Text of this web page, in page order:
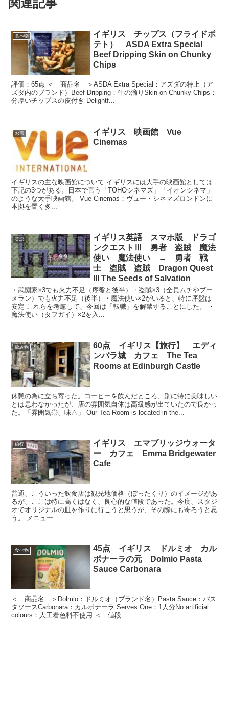
関連記事
食べ物
イギリス チップス（フライドポ
テト） ASDA Extra Special
Beef Dripping Skin on Chunky
Chips
評価：65点 ＜ 商品名 ＞ASDA Extra Special：アズダの特上（ア
ズダ内のブランド）Beef Dripping：牛の滴りSkin on Chunky Chips：
分厚いチップスの皮付き Delightf...
お店
イギリス 映画館 Vue
Cinemas
イギリスの主な映画館について イギリスには大手の映画館としては
下記の3つがある。日本で言う「TOHOシネマズ」「イオンシネマ」
のような大手映画館。 Vue Cinemas：ヴュー・シネマズロンドンに
本拠を置く多...
英語
イギリス英語 スマホ版 ドラゴ
ンクエストⅢ 勇者 盗賊 魔法
使い 魔法使い → 勇者 戦
士 盗賊 盗賊 Dragon Quest
III The Seeds of Salvation
・武闘家×3でも火力不足（序盤と後半）・盗賊×3（全員ムチやブー
メラン）でも火力不足（後半）・魔法使い×2がいると、特に序盤は
安定 これらを考慮して、今回は「転職」を解禁することにした。 ・
魔法使い（タフガイ）×2を入...
飲み物
60点 イギリス【旅行】 エディ
ンバラ城 カフェ The Tea
Rooms at Edinburgh Castle
休憩の為に立ち寄った。コーヒーを飲んだところ、別に特に美味しい
とは思わなかったが、店の雰囲気自体は高級感が出ていたので良かっ
た。「雰囲気◎、味△」 Our Tea Room is located in the...
旅行
イギリス エマブリッジウォータ
ー カフェ Emma Bridgewater
Cafe
普通、こういった飲食店は観光地価格（ぼったくり）のイメージがあ
るが、ここは特に高くはなく、良心的な値段であった。今度、スタジ
オでオリジナルの皿を作りに行こうと思うが、その際にも寄ろうと思
う。 メニュー ...
食べ物
45点 イギリス ドルミオ カル
ボナーラの元 Dolmio Pasta
Sauce Carbonara
＜ 商品名 ＞Dolmio：ドルミオ（ブランド名）Pasta Sauce：パス
タソースCarbonara：カルボナーラ Serves One：1人分No artificial
colours：人工着色料不使用 ＜ 値段...